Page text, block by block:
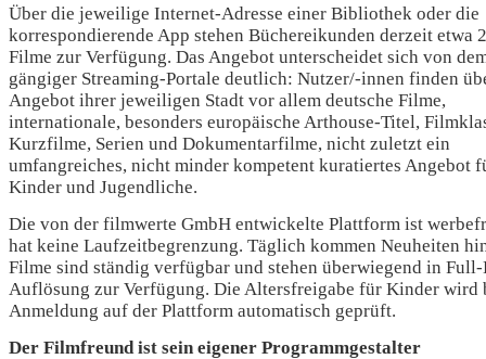
Über die jeweilige Internet-Adresse einer Bibliothek oder die
korrespondierende App stehen Büchereikunden derzeit etwa
Filme zur Verfügung. Das Angebot unterscheidet sich von
gängiger Streaming-Portale deutlich: Nutzer/-innen finden
Angebot ihrer jeweiligen Stadt vor allem deutsche Filme,
internationale, besonders europäische Arthouse-Titel,
Kurzfilme, Serien und Dokumentarfilme, nicht zuletzt ein
umfangreiches, nicht minder kompetent kuratiertes Angebot
Kinder und Jugendliche.
Die von der filmwerte GmbH entwickelte Plattform ist
hat keine Laufzeitbegrenzung. Täglich kommen Neuheiten
Filme sind ständig verfügbar und stehen überwiegend in
Auflösung zur Verfügung. Die Altersfreigabe für Kinder wird
Anmeldung auf der Plattform automatisch geprüft.
Der Filmfreund ist sein eigener Programmgestalter